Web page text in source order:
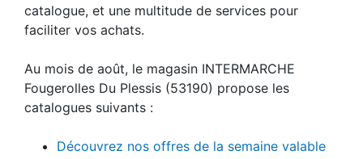
catalogue, et une multitude de services pour
faciliter vos achats.
Au mois de août, le magasin INTERMARCHE
Fougerolles Du Plessis (53190) propose les
catalogues suivants :
Découvrez nos offres de la semaine valable